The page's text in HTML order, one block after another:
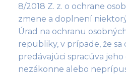
8/2018 Z. z. o ochrane
zmene a doplnení
Úrad na ochranu
republiky, v prípade, že sa
predávajúci spracúva
nezákonne alebo